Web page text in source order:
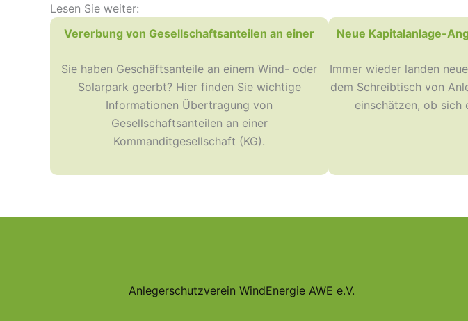
Lesen Sie weiter:
Vererbung von Gesellschaftsanteilen an einer
Sie haben Geschäftsanteile an einem Wind- oder
Solarpark geerbt? Hier finden Sie wichtige
Informationen Übertragung von
Gesellschaftsanteilen an einer
Kommanditgesellschaft (KG).
Neue Kapitalanlage-
Immer wieder landen
dem Schreibtisch von
einschätzen, ob sich
Anlegerschutzverein WindEnergie AWE e.V.